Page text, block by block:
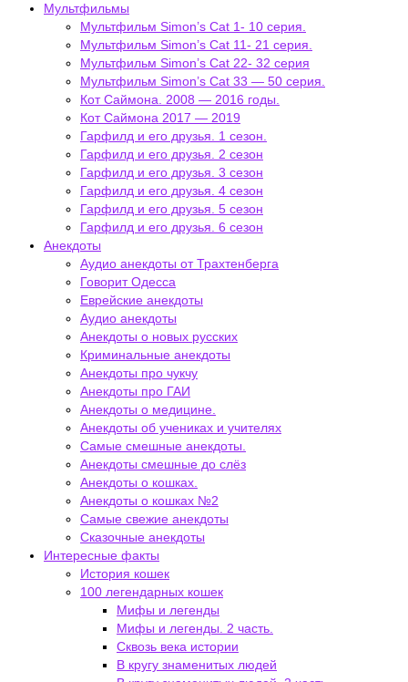
Мультфильмы
Мультфильм Simon’s Cat 1- 10 серия.
Мультфильм Simon’s Cat 11- 21 серия.
Мультфильм Simon’s Cat 22- 32 серия
Мультфильм Simon’s Cat 33 — 50 серия.
Кот Саймона. 2008 — 2016 годы.
Кот Саймона 2017 — 2019
Гарфилд и его друзья. 1 сезон.
Гарфилд и его друзья. 2 сезон
Гарфилд и его друзья. 3 сезон
Гарфилд и его друзья. 4 сезон
Гарфилд и его друзья. 5 сезон
Гарфилд и его друзья. 6 сезон
Анекдоты
Аудио анекдоты от Трахтенберга
Говорит Одесса
Еврейские анекдоты
Аудио анекдоты
Анекдоты о новых русских
Криминальные анекдоты
Анекдоты про чукчу
Анекдоты про ГАИ
Анекдоты о медицине.
Анекдоты об учениках и учителях
Самые смешные анекдоты.
Анекдоты смешные до слёз
Анекдоты о кошках.
Анекдоты о кошках №2
Самые свежие анекдоты
Сказочные анекдоты
Интересные факты
История кошек
100 легендарных кошек
Мифы и легенды
Мифы и легенды. 2 часть.
Сквозь века истории
В кругу знаменитых людей